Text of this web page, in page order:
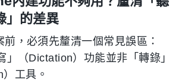
」的差異
，必須先釐清一個常見誤區：
」（Dictation）功能並非「轉錄」
）工具。